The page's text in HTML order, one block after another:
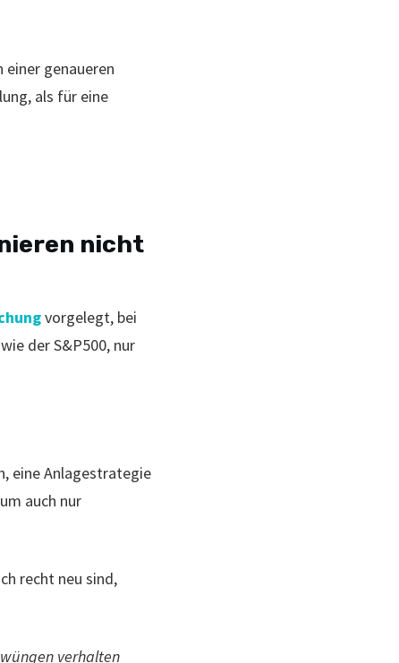
einer genaueren
als für eine
nicht
vorgelegt, bei
der S&P500, nur
eine Anlagestrategie
auch nur
recht neu sind,
verhalten